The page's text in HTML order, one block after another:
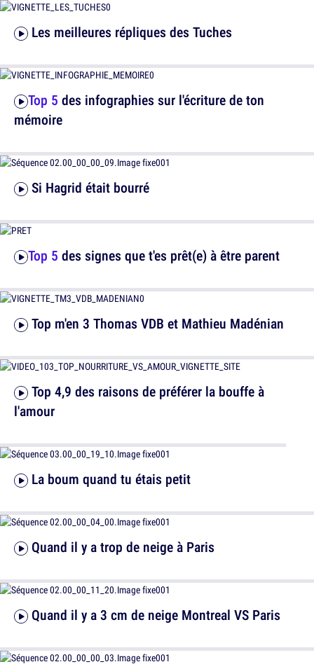
Top 5 des infographies sur l'écriture de ton
mémoire
Top 5 des signes que t'es prêt(e) à être parent
l'amour
Quand il y a trop de neige à Paris
Quand il y a 3 cm de neige Montreal VS Paris
Les meilleures répliques des Tuches
Si Hagrid était bourré
Top m'en 3 Thomas VDB et Mathieu Madénian
La boum quand tu étais petit